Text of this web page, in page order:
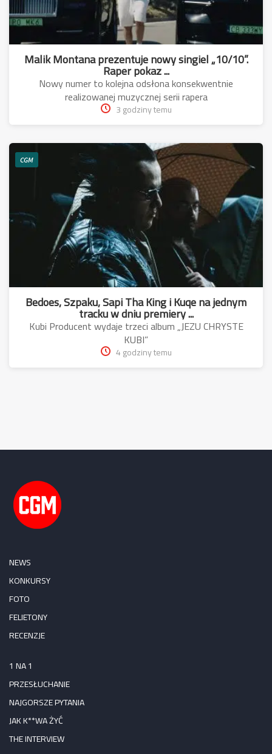
Malik Montana prezentuje nowy singiel „10/10”.
Raper pokaz ...
Nowy numer to kolejna odsłona konsekwentnie
realizowanej muzycznej serii rapera
3 godziny temu
CGM
Bedoes, Szpaku, Sapi Tha King i Kuqe na jednym
tracku w dniu premiery ...
Kubi Producent wydaje trzeci album „JEZU CHRYSTE
KUBI”
4 godziny temu
NEWS
KONKURSY
FOTO
FELIETONY
RECENZJE
1 NA 1
PRZESŁUCHANIE
NAJGORSZE PYTANIA
JAK K**WA ŻYĆ
THE INTERVIEW